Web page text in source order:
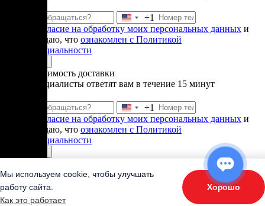
Соединенные
Штаты
+1
+1
согласие на обработку моих персональных данных и
подтверждаю, что ознакомлен с Политикой
конфиденциальности
Узнать стоимость доставки
Наши специалисты ответят вам в течение 15 минут
Соединенные
Штаты
+1
+1
согласие на обработку моих персональных данных и
подтверждаю, что ознакомлен с Политикой
конфиденциальности
Спасибо!
В ближайшее время
наши менеджеры свяжутлься с
Мы используем cookie, чтобы улучшать
работу сайта.
Как это работает
Хорошо
«Подберите оборудование»